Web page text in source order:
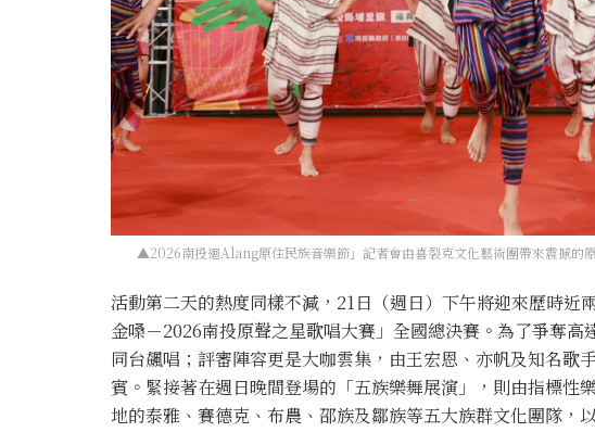
▲2026南投迴Alang原住民族音樂節」記者會由喜裂克文化藝術團帶來震撼的
活動第二天的熱度同樣不減，21日（週日）下午將迎來歷時近
金嗓－2026南投原聲之星歌唱大賽」全國總決賽。為了爭奪
同台飆唱；評審陣容更是大咖雲集，由王宏恩、亦帆及知名歌
賓。緊接著在週日晚間登場的「五族樂舞展演」，則由指標性
地的泰雅、賽德克、布農、邵族及鄒族等五大族群文化團隊，